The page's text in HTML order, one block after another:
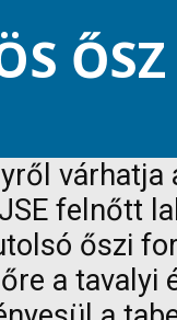
ŐSZ
várhatja
felnőtt
őszi
a tavalyi